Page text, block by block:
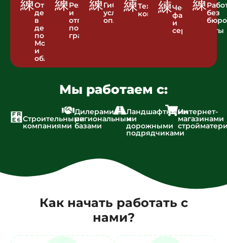
Отгрузка
день
в
день
по
Москве
и
области
Резерв
и
отгрузка
по
графику
Гибкие
условия
оплаты
Техническая
консультация
Честная
фасовка
и
сертификаты
без
Мы работаем с:
Строительными
компаниями
Дилерами и
региональными
базами
Ландшафтными
и
дорожными
подрядчиками
Интернет-
магазинами
Как начать работать с
нами?